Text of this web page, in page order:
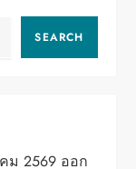
SEARCH
ม 2569 ออก